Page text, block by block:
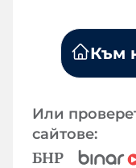
Към
Или
сайтове:
БНР